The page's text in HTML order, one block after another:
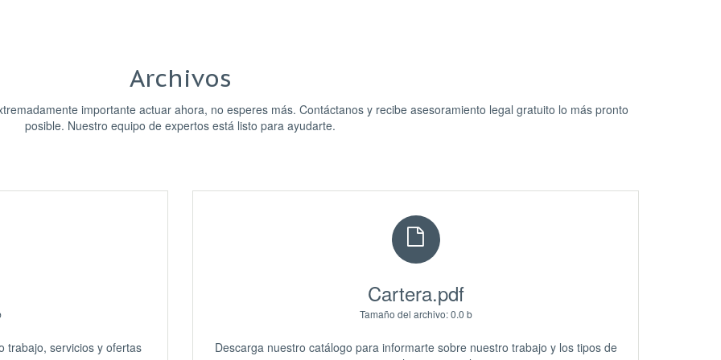
Archivos
importante actuar ahora, no esperes más. Contáctanos y recibe asesoramiento legal gratuito lo más pronto
posible. Nuestro equipo de expertos está listo para ayudarte.
trabajo, servicios y ofertas
Cartera.pdf
Tamaño del archivo: 0.0 b
Descarga nuestro catálogo para informarte sobre nuestro trabajo y los tipos de